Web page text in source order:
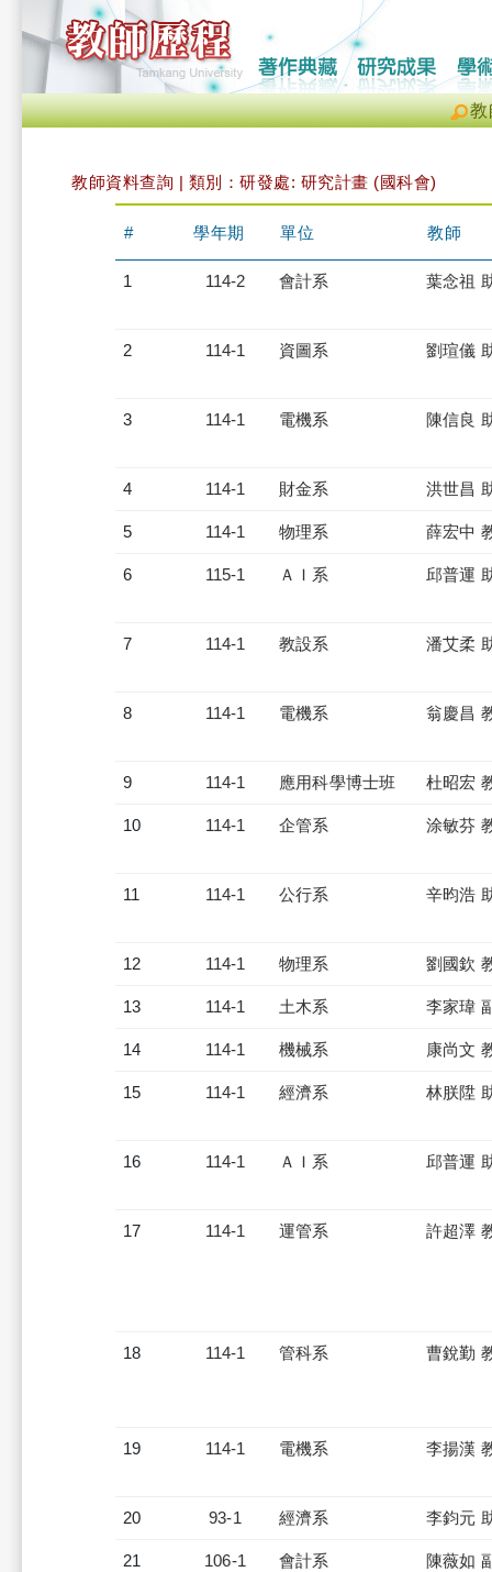
教
教師資料查詢 | 類別：研發處: 研究計畫 (國科會)
# 學年期 單位 教師
1 114-2 會計系 葉念祖
2 114-1 資圖系 劉瑄儀
3 114-1 電機系 陳信良
4 114-1 財金系 洪世昌
5 114-1 物理系 薛宏中
6 115-1 ＡＩ系 邱普運
7 114-1 教設系 潘艾柔
8 114-1 電機系 翁慶昌
9 114-1 應用科學博士班 杜昭宏
10 114-1 企管系 涂敏芬
11 114-1 公行系 辛昀浩
12 114-1 物理系 劉國欽
13 114-1 土木系 李家瑋
14 114-1 機械系 康尚文
15 114-1 經濟系 林朕陞
16 114-1 ＡＩ系 邱普運
17 114-1 運管系 許超澤
18 114-1 管科系 曹銳勤
19 114-1 電機系 李揚漢
20 93-1 經濟系 李鈞元
21 106-1 會計系 陳薇如